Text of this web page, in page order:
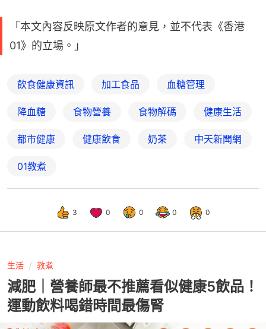
「本文內容反映原文作者的意見，並不代表《香港
01》的立場。」
飲食健康資訊 加工食品 血糖管理
降血糖 食物營養 食物解碼 健康生活
都市健康 健康飲食 奶茶 中天新聞網
01教煮
3 0 0 0 0
生活 教煮
減肥｜營養師最不推薦看似健康5飲品！
運動飲料喝錯時間最傷腎